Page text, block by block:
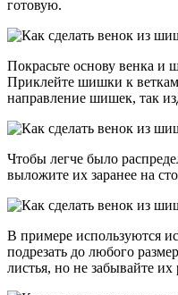
готовую.
Покрасьте основу венка и
Приклейте шишки к
направление шишек, так
Чтобы легче было
выложите их заранее на
В примере используются
подрезать до любого
листья, но не забывайте их